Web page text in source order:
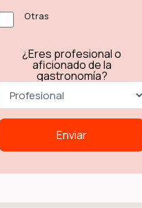
Otras
¿Eres profesional o
aficionado de la
gastronomía?